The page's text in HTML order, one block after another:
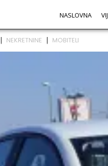
NASLOVNA